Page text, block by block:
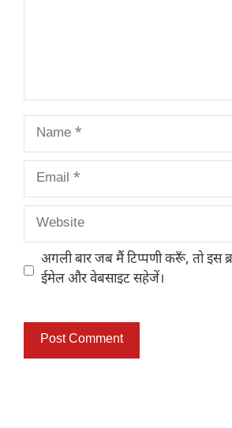
Name
Email
Website
अगली बार जब मैं टिप्पणी करूँ, तो इस
ईमेल और वेबसाइट सहेजें।